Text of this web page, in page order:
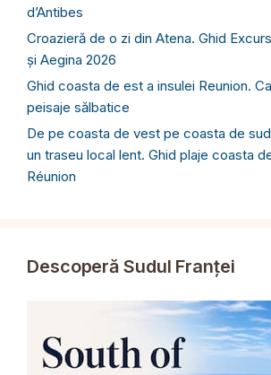
d’Antibes
Croazieră de o zi din Atena. Ghid
și Aegina 2026
Ghid coasta de est a insulei Reunion.
peisaje sălbatice
De pe coasta de vest pe coasta de sud
un traseu local lent. Ghid plaje coasta
Réunion
Descoperă Sudul Franței